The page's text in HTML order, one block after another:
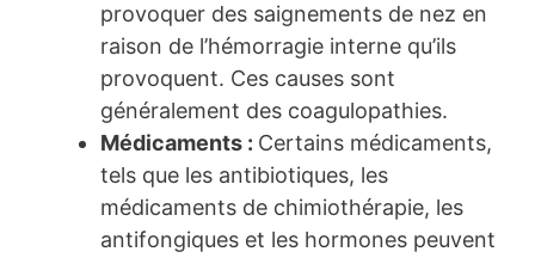
provoquer des saignements de nez en
raison de l’hémorragie interne qu’ils
provoquent. Ces causes sont
généralement des coagulopathies.
Médicaments : Certains médicaments,
tels que les antibiotiques, les
médicaments de chimiothérapie, les
antifongiques et les hormones peuvent